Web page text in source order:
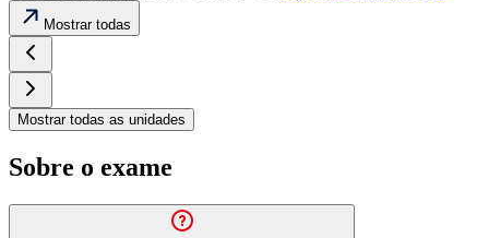
Mostrar todas
Mostrar todas as unidades
Sobre o exame